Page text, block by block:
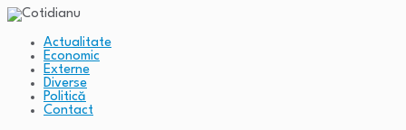
Actualitate
Economic
Externe
Diverse
Politică
Contact